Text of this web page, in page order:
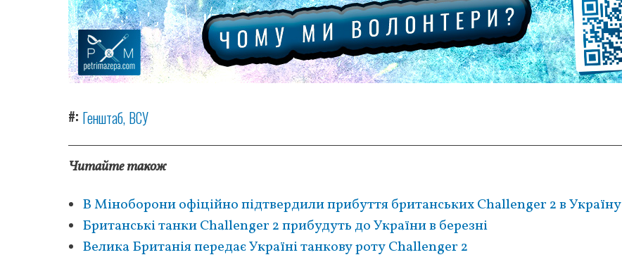
# Генштаб ВСУ
Читайте також
В Міноборони офіційно підтвердили прибуття британських Challenger 2 в Україну
Британські танки Challenger 2 прибудуть до України в березні
Велика Британія передає Україні танкову роту Challenger 2